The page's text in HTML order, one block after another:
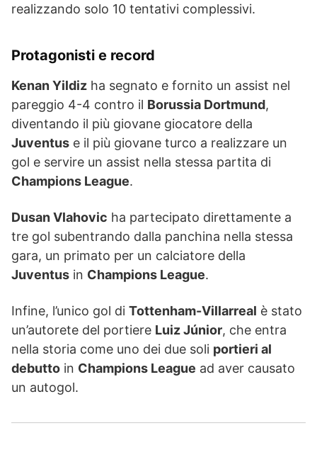
realizzando solo 10 tentativi complessivi.
Protagonisti e record
Kenan Yildiz ha segnato e fornito un assist nel
pareggio 4-4 contro il Borussia Dortmund,
diventando il più giovane giocatore della
Juventus e il più giovane turco a realizzare un
gol e servire un assist nella stessa partita di
Champions League.
Dusan Vlahovic ha partecipato direttamente a
tre gol subentrando dalla panchina nella stessa
gara, un primato per un calciatore della
Juventus in Champions League.
Infine, l’unico gol di Tottenham-Villarreal è stato
un’autorete del portiere Luiz Júnior, che entra
nella storia come uno dei due soli portieri al
debutto in Champions League ad aver causato
un autogol.